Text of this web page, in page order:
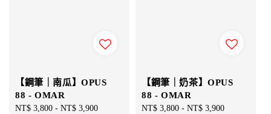
【鋼筆｜南瓜】OPUS
88 - OMAR
Regular
NT$ 3,800 - NT$ 3,900
【鋼筆｜奶茶】OPUS
88 - OMAR
Regular
NT$ 3,800 - NT$ 3,900